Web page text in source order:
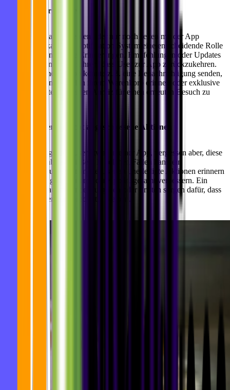
Inaktive User anregen
Wenn User inaktiv werden oder nur noch selten mit der App
interagieren, kann ein Notification System eine entscheidende Rolle
spielen. Personalisierte Erinnerungen, Empfehlungen oder Updates
zu senden, kann dazu führen, dass User zur App zurückzukehren.
Eine E-Commerce-App könnte z.B. eine Benachrichtigung senden,
die die User an Artikel in ihrem Warenkorb erinnert oder exklusive
Rabatte anbietet, um einen Anreiz für einen erneuten Besuch zu
Erinnere User an nicht abgeschlossene Aktionen
Manchmal beginnen User etwas in einer App, vergessen aber, diese
Aktion dann abzuschließen. In solchen Fällen kann ein
Benachrichtigungssystem die User an unerledigte Aktionen erinnern
und so das Engagement mit der App insgesamt verbessern. Ein
Reminder an ausstehende Aufgaben oder Fristen sorgen dafür, dass
User organisiert und produktiv bleiben.